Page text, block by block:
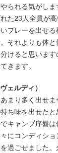
られる気がし
た23人全員が
プレーを出せ
それよりも体
けると思いま
きます。
ェルディ）
まり多く出せ
ち味を出せた
キャンプ序盤
にコンディシ
過ごせました